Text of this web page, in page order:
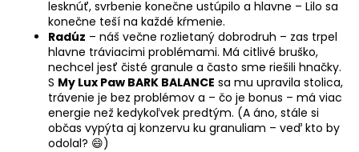
lesknúť, svrbenie konečne ustúpilo a hlavne – Lilo sa
konečne teší na každé kŕmenie.
Radúz – náš večne rozlietaný dobrodruh – zas trpel
hlavne tráviacimi problémami. Má citlivé bruško,
nechcel jesť čisté granule a často sme riešili hnačky.
S My Lux Paw BARK BALANCE sa mu upravila stolica,
trávenie je bez problémov a – čo je bonus – má viac
energie než kedykoľvek predtým. (A áno, stále si
občas vypýta aj konzervu ku granuliam – veď kto by
odolal? 😄)